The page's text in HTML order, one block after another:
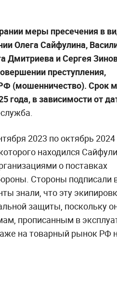
меры пресечения в
Олега Сайфулина,
Дмитриева и Сергея
преступления,
(мошенничество). Срок
года, в зависимости от
2023 по октябрь
находился
о поставках
Стороны подписали
знали, что эту
защиты, поскольку
прописанным в
на товарный рынок РФ